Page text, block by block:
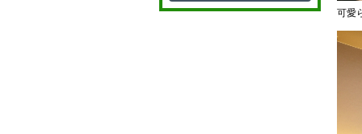
可愛
うなぎ